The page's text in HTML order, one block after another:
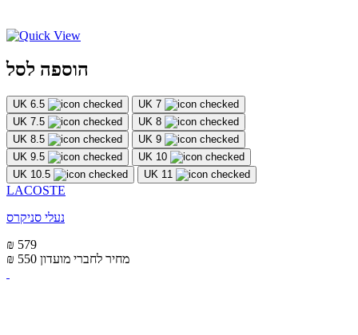
הוספה לסל
UK 6.5
UK 7
UK 7.5
UK 8
UK 8.5
UK 9
UK 9.5
UK 10
UK 10.5
UK 11
LACOSTE
נעלי סניקרס
₪ 579
₪ 550 מחיר לחברי מועדון